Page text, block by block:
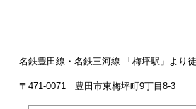
名鉄豊田線・名鉄三河線 「梅坪駅」より
〒471-0071 豊田市東梅坪町9丁目8‐3